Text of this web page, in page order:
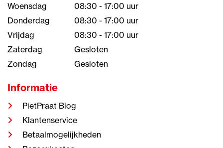
Woensdag
08:30 - 17:00 uur
Donderdag
08:30 - 17:00 uur
Vrijdag
08:30 - 17:00 uur
Zaterdag
Gesloten
Zondag
Gesloten
Informatie
PietPraat Blog
Klantenservice
Betaalmogelijkheden